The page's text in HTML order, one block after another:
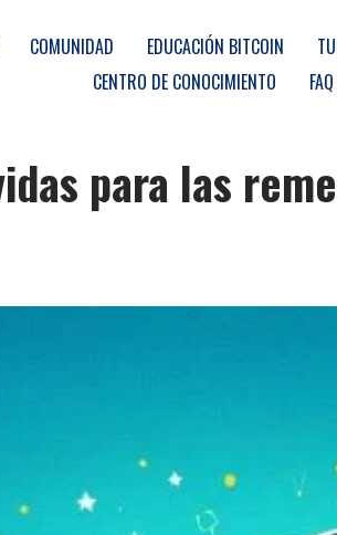
COMUNIDAD EDUCACIÓN BITCOIN
CENTRO DE CONOCIMIENTO
FAQ
para las